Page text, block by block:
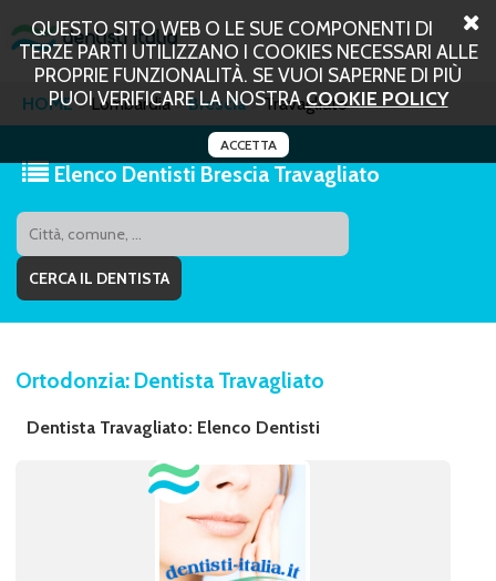
QUESTO SITO WEB O LE SUE COMPONENTI DI
TERZE PARTI UTILIZZANO I COOKIES NECESSARI ALLE
PROPRIE FUNZIONALITÀ. SE VUOI SAPERNE DI PIÙ
PUOI VERIFICARE LA NOSTRACOOKIE POLICY
ACCETTA
HOME Lombardia Brescia Travagliato
Elenco Dentisti Brescia Travagliato
Ortodonzia: Dentista Travagliato
Dentista Travagliato: Elenco Dentisti